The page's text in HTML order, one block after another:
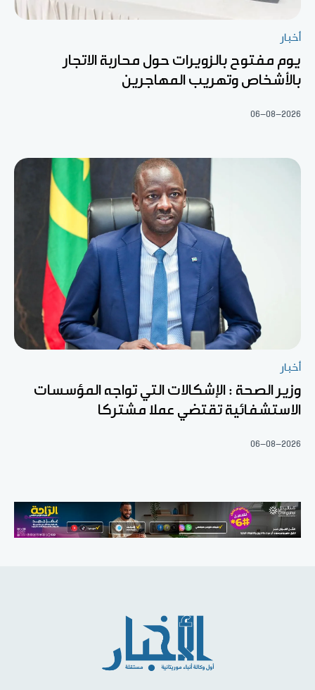
أخبار
يوم مفتوح بالزويرات حول محاربة الاتجار
بالأشخاص وتهريب المهاجرين
06-08-2026
أخبار
وزير الصحة : الإشكالات التي تواجه المؤسسات
الاستشفائية تقتضي عملا مشتركا
06-08-2026